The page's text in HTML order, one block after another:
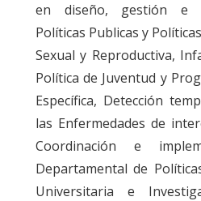
en diseño, gestión e
Políticas Publicas y
Sexual y Reproductiva,
Política de Juventud y
Específica, Detección
las Enfermedades de
Coordinación e
Departamental de
Universitaria e